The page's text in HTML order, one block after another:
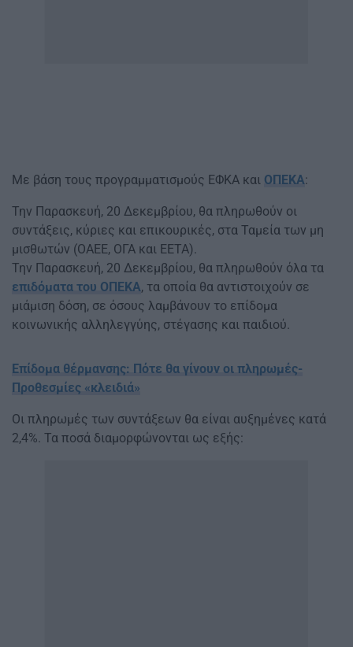
Με βάση τους προγραμματισμούς ΕΦΚΑ και ΟΠΕΚΑ:
Την Παρασκευή, 20 Δεκεμβρίου, θα πληρωθούν οι
συντάξεις, κύριες και επικουρικές, στα Ταμεία των μη
μισθωτών (ΟΑΕΕ, ΟΓΑ και ΕΕΤΑ).
Την Παρασκευή, 20 Δεκεμβρίου, θα πληρωθούν όλα τα
επιδόματα του ΟΠΕΚΑ, τα οποία θα αντιστοιχούν σε
μιάμιση δόση, σε όσους λαμβάνουν το επίδομα
κοινωνικής αλληλεγγύης, στέγασης και παιδιού.
Επίδομα θέρμανσης: Πότε θα γίνουν οι πληρωμές-
Προθεσμίες «κλειδιά»
Οι πληρωμές των συντάξεων θα είναι αυξημένες κατά
2,4%. Τα ποσά διαμορφώνονται ως εξής: